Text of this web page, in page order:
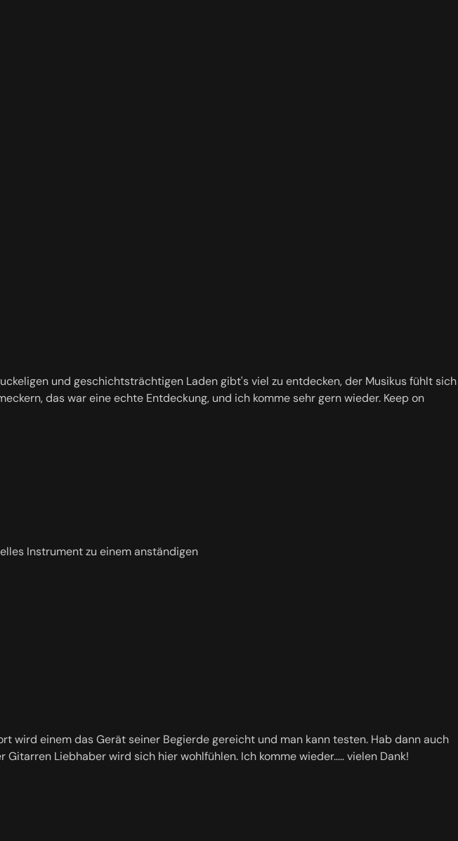
und geschichtsträchtigen Laden gibt's viel zu entdecken, der Musikus fühlt sich
das war eine echte Entdeckung, und ich komme sehr gern wieder. Keep on
Instrument zu einem anständigen
wird einem das Gerät seiner Begierde gereicht und man kann testen. Hab dann auch
Liebhaber wird sich hier wohlfühlen. Ich komme wieder..... vielen Dank!